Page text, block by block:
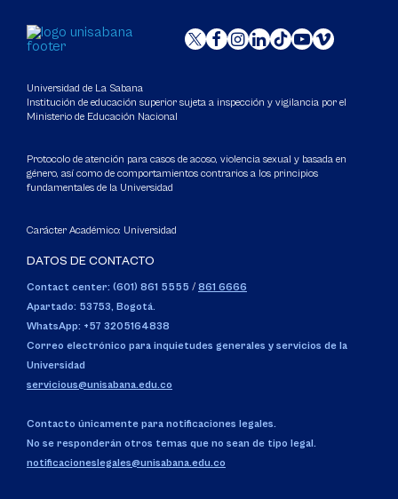
Universidad de La Sabana
Institución de educación superior sujeta a inspección y vigilancia por el
Ministerio de Educación Nacional
Protocolo de atención para casos de acoso, violencia sexual y basada en
género, así como de comportamientos contrarios a los principios
fundamentales de la Universidad
Carácter Académico: Universidad
DATOS DE CONTACTO
Contact center: (601) 861 5555 / 861 6666
Apartado: 53753, Bogotá.
WhatsApp: +57 3205164838
Correo electrónico para inquietudes generales y servicios de la
Universidad
servicious@unisabana.edu.co
Contacto únicamente para notificaciones legales.
No se responderán otros temas que no sean de tipo legal.
notificacioneslegales@unisabana.edu.co